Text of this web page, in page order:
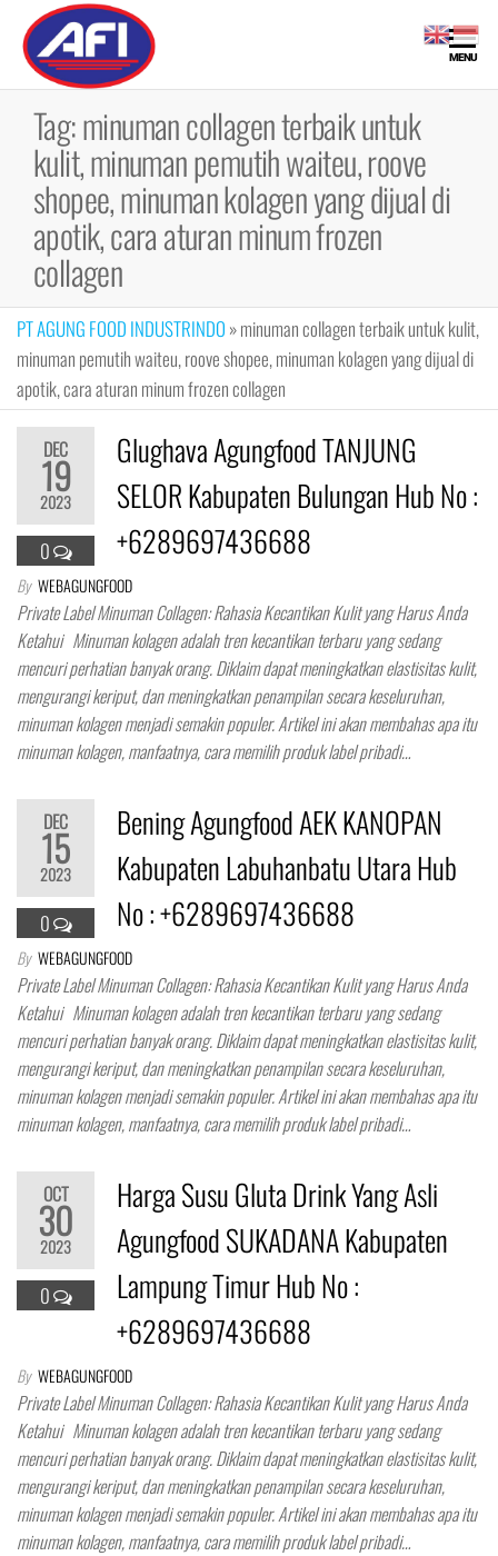
Bubuk
Minuman
Fiber,
Collagen
Drink, Meal
Replacement
MENU
Tag:minuman collagen terbaik untuk
kulit, minuman pemutih waiteu, roove
shopee, minuman kolagen yang dijual di
apotik, cara aturan minum frozen
collagen
PT AGUNG FOOD INDUSTRINDO »minuman collagen terbaik untuk kulit,
minuman pemutih waiteu, roove shopee, minuman kolagen yang dijual di
apotik, cara aturan minum frozen collagen
DEC
19
2023
0
Glughava Agungfood TANJUNG
SELOR Kabupaten Bulungan Hub No :
+6289697436688
By WEBAGUNGFOOD
Private Label Minuman Collagen: Rahasia Kecantikan Kulit yang Harus Anda
Ketahui Minuman kolagen adalah tren kecantikan terbaru yang sedang
mencuri perhatian banyak orang. Diklaim dapat meningkatkan elastisitas kulit,
mengurangi keriput, dan meningkatkan penampilan secara keseluruhan,
minuman kolagen menjadi semakin populer. Artikel ini akan membahas apa itu
minuman kolagen, manfaatnya, cara memilih produk label pribadi…
DEC
15
2023
0
Bening Agungfood AEK KANOPAN
Kabupaten Labuhanbatu Utara Hub
No : +6289697436688
By WEBAGUNGFOOD
Private Label Minuman Collagen: Rahasia Kecantikan Kulit yang Harus Anda
Ketahui Minuman kolagen adalah tren kecantikan terbaru yang sedang
mencuri perhatian banyak orang. Diklaim dapat meningkatkan elastisitas kulit,
mengurangi keriput, dan meningkatkan penampilan secara keseluruhan,
minuman kolagen menjadi semakin populer. Artikel ini akan membahas apa itu
minuman kolagen, manfaatnya, cara memilih produk label pribadi…
OCT
30
2023
0
Harga Susu Gluta Drink Yang Asli
Agungfood SUKADANA Kabupaten
Lampung Timur Hub No :
+6289697436688
By WEBAGUNGFOOD
Private Label Minuman Collagen: Rahasia Kecantikan Kulit yang Harus Anda
Ketahui Minuman kolagen adalah tren kecantikan terbaru yang sedang
mencuri perhatian banyak orang. Diklaim dapat meningkatkan elastisitas kulit,
mengurangi keriput, dan meningkatkan penampilan secara keseluruhan,
minuman kolagen menjadi semakin populer. Artikel ini akan membahas apa itu
minuman kolagen, manfaatnya, cara memilih produk label pribadi…